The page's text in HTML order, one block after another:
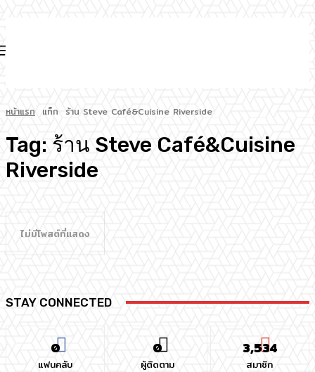
หน้าแรก แท็ก ร้าน Steve Café&Cuisine Riverside
Tag: ร้าน Steve Café&Cuisine
Riverside
ไม่มีโพสต์ที่แสดง
STAY CONNECTED
0
แฟนคลับ
0
ผู้ติดตาม
3,534
สมาชิก